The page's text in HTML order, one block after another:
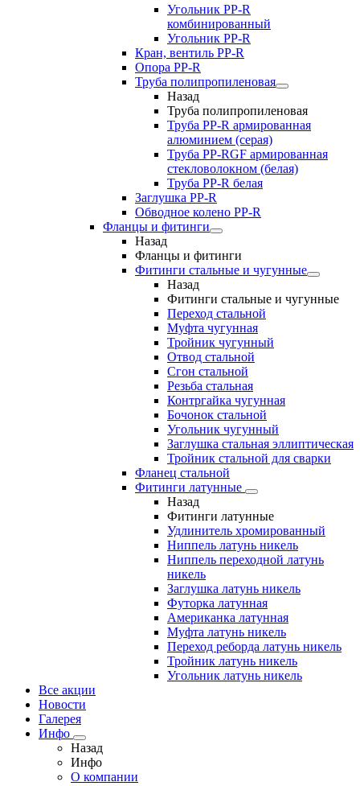
Угольник РР-R
комбинированный
Угольник РР-R
Кран, вентиль PP-R
Опора PP-R
Труба полипропиленовая
Назад
Труба полипропиленовая
Труба PP-R армированная
алюминием (серая)
Труба PP-RGF армированная
стекловолокном (белая)
Труба РР-R белая
Заглушка PP-R
Обводное колено PP-R
Фланцы и фитинги
Назад
Фланцы и фитинги
Фитинги стальные и чугунные
Назад
Фитинги стальные и чугунные
Переход стальной
Муфта чугунная
Тройник чугунный
Отвод стальной
Сгон стальной
Резьба стальная
Контргайка чугунная
Бочонок стальной
Угольник чугунный
Заглушка стальная эллиптическая
Тройник стальной для сварки
Фланец стальной
Фитинги латунные
Назад
Фитинги латунные
Удлинитель хромированный
Ниппель латунь никель
Ниппель переходной латунь
никель
Заглушка латунь никель
Футорка латунная
Американка латунная
Муфта латунь никель
Переход реборда латунь никель
Тройник латунь никель
Угольник латунь никель
Все акции
Новости
Галерея
Инфо
Назад
Инфо
О компании